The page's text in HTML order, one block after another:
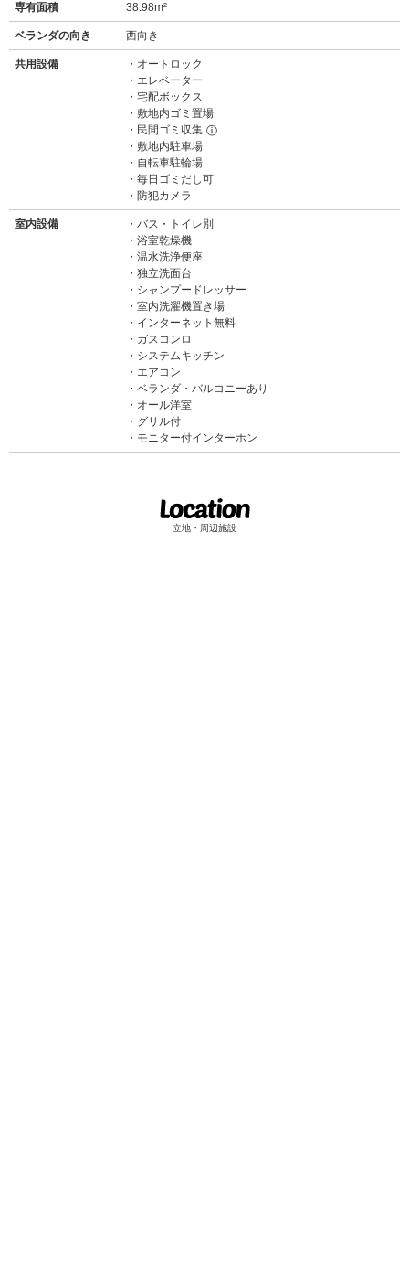
専有面積 38.98m²
ベランダの向き 西向き
共用設備
オートロック
エレベーター
宅配ボックス
敷地内ゴミ置場
民間ゴミ収集 ⓘ
敷地内駐車場
自転車駐輪場
毎日ゴミだし可
防犯カメラ
室内設備
バス・トイレ別
浴室乾燥機
温水洗浄便座
独立洗面台
シャンプードレッサー
室内洗濯機置き場
インターネット無料
ガスコンロ
システムキッチン
エアコン
ベランダ・バルコニーあり
オール洋室
グリル付
モニター付インターホン
立地・周辺施設